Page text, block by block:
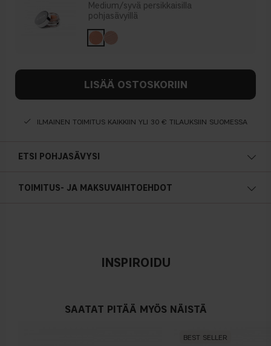
Medium/syvä persikkaisilla
pohjasävyillä
LISÄÄ OSTOSKORIIN
ILMAINEN TOIMITUS KAIKKIIN YLI 30 € TILAUKSIIN SUOMESSA
ETSI POHJASÄVYSI
Keltainen, oliivin- tai kullansävyinen iho
Neutraali
TOIMITUS- JA MAKSUVAIHTOEHDOT
INSPIROIDU
SAATAT PITÄÄ MYÖS NÄISTÄ
BEST SELLER